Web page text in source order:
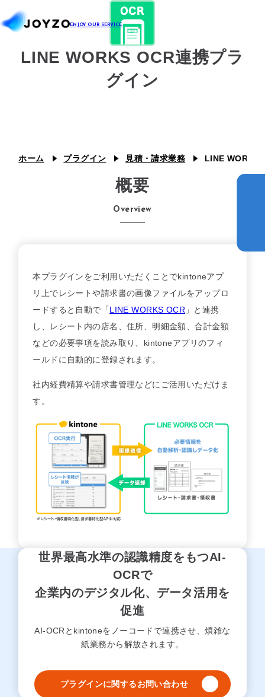
ジョイとも
J Camp
セミナー
簡単
LINE WORKS OCR連携プラ
グイン
ホーム プラグイン 見積・請求業務 LINE WORKS
概要
Overview
本プラグインをご利用いただくことでkintoneアプ
リ上でレシートや請求書の画像ファイルをアップロ
ードすると自動で「LINE WORKS OCR 」と連携
し、レシート内の店名、住所、明細金額、合計金額
などの必要事項を読み取り、kintoneアプリのフィ
ールドに自動的に登録されます。
社内経費精算や請求書管理などにご活用いただけま
す。
世界最高水準の認識精度をもつAI-
OCRで
企業内のデジタル化、データ活用を
促進
AI-OCRとkintoneをノーコードで連携させ、煩雑な
紙業務から解放されます。
プラグインに関するお問い合わせ